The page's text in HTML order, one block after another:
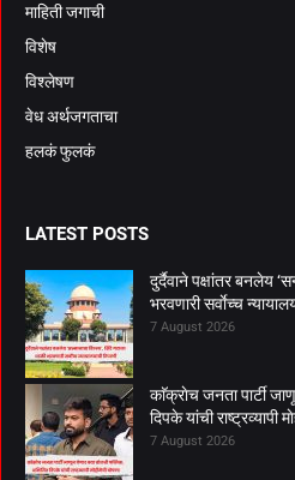
माहिती जगाची
विशेष
विश्लेषण
वेध अर्थजगताचा
हलकं फुलकं
LATEST POSTS
दुर्दैवाने पक्षांतर बनलेय
भरवणारी सर्वाेच्च
7 August 2026
काॅक्राेच जनता पार्टी
दिपके यांची राष्ट्रव्यापी
7 August 2026